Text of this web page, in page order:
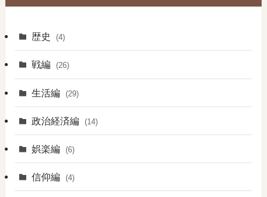
歴史 (4)
戦編 (26)
生活編 (29)
政治経済編 (14)
娯楽編 (6)
信仰編 (4)